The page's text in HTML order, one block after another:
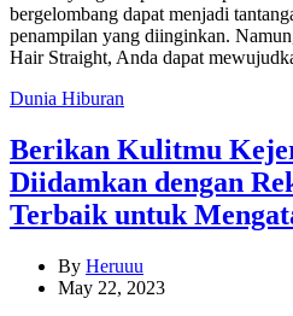
bergelombang dapat menjadi
penampilan yang diinginkan.
Hair Straight, Anda dapat
Categories
Dunia Hiburan
Berikan Kulitmu
Diidamkan dengan
Terbaik untuk
By Heruuu
May 22, 2023